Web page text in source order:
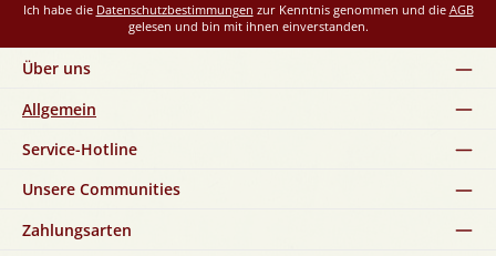
Ich habe die Datenschutzbestimmungen zur Kenntnis genommen und die AGB
gelesen und bin mit ihnen einverstanden.
Über uns
Allgemein
Service-Hotline
Unsere Communities
Zahlungsarten